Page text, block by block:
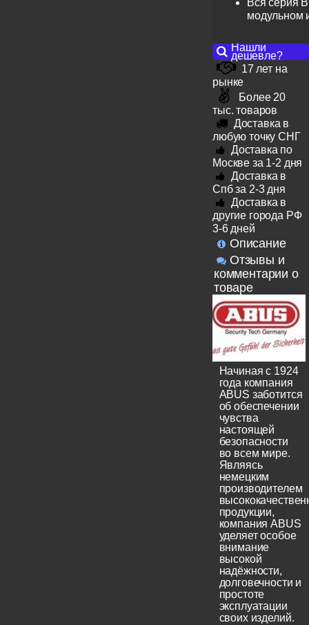
Вся серия
модульном
Нашли
дешевле?
17 лет на
рынке
Более 20
тыс. товаров
Доставка в
любую точку СНГ
Доставка по
Москве за 1-2 дня
Доставка в
Спб за 2-3 дня
Доставка в
другие города РФ
3-6 дней
Описание
Отзывы и
комментарии о
товаре
Начиная с 1924
года компания
ABUS заботится
об обеспечении
чувства
настоящей
безопасности
во всем мире.
Являясь
немецким
производителем
продукции,
компания ABUS
уделяет особое
внимание
высокой
надёжности,
долговечности и
простоте
эксплуатации
своих изделий.